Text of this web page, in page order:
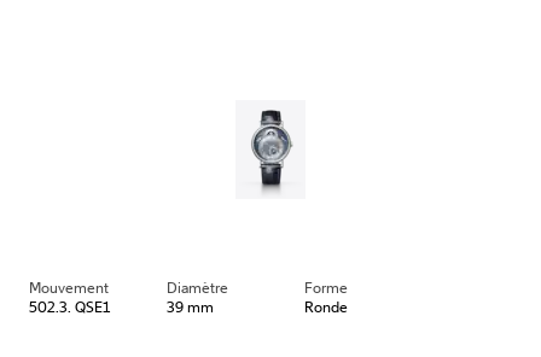
Mouvement
502.3. QSE1
Diamètre
39 mm
Forme
Ronde